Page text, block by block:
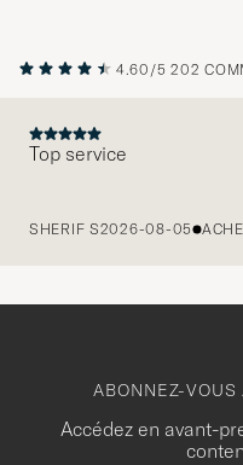
4.60/5 202
Top service
SHERIF S2026-08-05
ABONNEZ-
Accédez en avant-